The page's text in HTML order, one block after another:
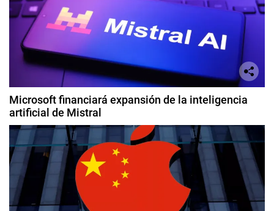
Microsoft financiará expansión de la inteligencia
artificial de Mistral